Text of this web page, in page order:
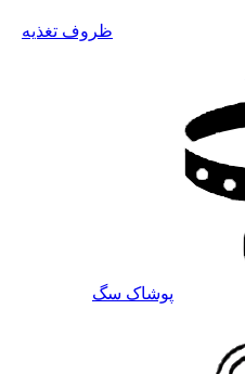
ظروف تغذیه
پوشاک سگ